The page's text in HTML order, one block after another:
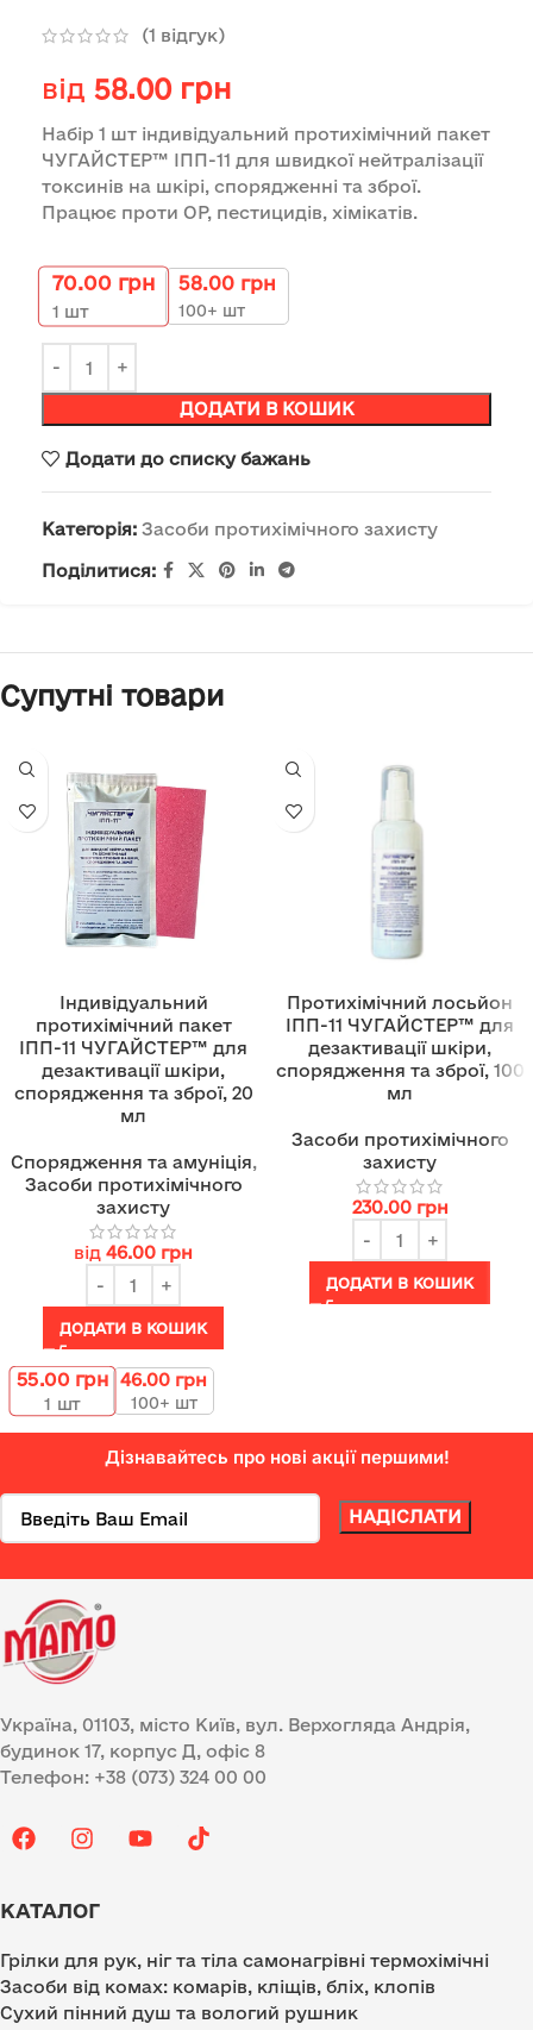
(1 відгук)
від 58.00 грн
Набір 1 шт індивідуальний протихімічний пакет
ЧУГАЙСТЕР™ ІПП-11 для швидкої нейтралізації
токсинів на шкірі, спорядженні та зброї.
Працює проти ОР, пестицидів, хімікатів.
70.00 грн
1 шт
58.00 грн
100+ шт
ДОДАТИ В КОШИК
Додати до списку бажань
Категорія: Засоби протихімічного захисту
Поділитися:
Супутні товари
Індивідуальний
протихімічний пакет
ІПП-11 ЧУГАЙСТЕР™ для
дезактивації шкіри,
спорядження та зброї, 20
мл
Спорядження та амуніція,
Засоби протихімічного
захисту
від 46.00 грн
ДОДАТИ В КОШИК
55.00 грн
1 шт
46.00 грн
100+ шт
Протихімічний лосьйон
ІПП-11 ЧУГАЙСТЕР™ для
дезактивації шкіри,
спорядження та зброї, 100
мл
Засоби протихімічного
захисту
230.00 грн
ДОДАТИ В КОШИК
Дізнавайтесь про нові акції першими!
Україна, 01103, місто Київ, вул. Верхогляда Андрія,
будинок 17, корпус Д, офіс 8
Телефон: +38 (073) 324 00 00
КАТАЛОГ
Грілки для рук, ніг та тіла самонагрівні термохімічні
Засоби від комах: комарів, кліщів, бліх, клопів
Сухий пінний душ та вологий рушник